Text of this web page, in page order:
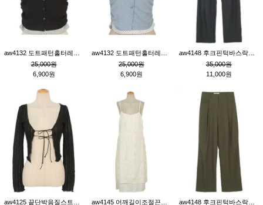
25,000원
6,900원
25,000원
6,900원
35,000원
11,000원